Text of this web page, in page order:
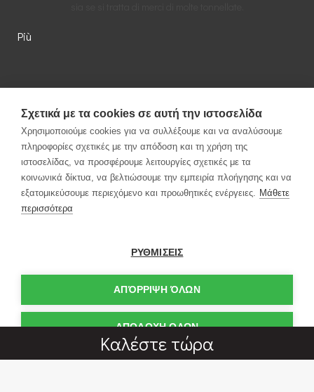
Più
Καλέστε τώρα
Σχετικά με τα cookies σε αυτή την ιστοσελίδα
Χρησιμοποιούμε cookies για να συλλέξουμε και να αναλύσουμε
πληροφορίες σχετικές με την απόδοση και τη χρήση της
ιστοσελίδας, να προσφέρουμε λειτουργίες σχετικές με τα
κοινωνικά δίκτυα, να βελτιώσουμε την εμπειρία πλοήγησης και να
εξατομικεύσουμε περιεχόμενο και προωθητικές ενέργειες. Μάθετε
περισσότερα
ΡΥΘΜΙΣΕΙΣ
ΑΠΌΡΡΙΨΗ ΌΛΩΝ
ΑΠΟΔΟΧΗ ΟΛΩΝ